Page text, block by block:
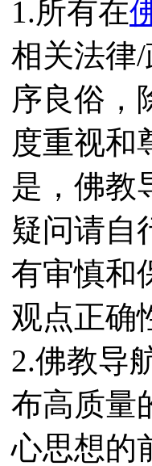
1.所有在
相关法律
序良俗，
度重视和
是，佛教
疑问请自
有审慎和
观点正确
2.佛教导
布高质量
心思想的